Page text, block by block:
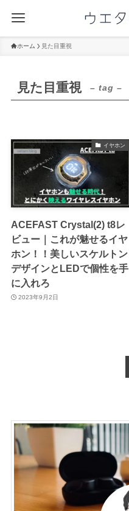
ホーム 見た目重視
見た目重視 – tag –
イヤホン
ACEFAST Crystal(2) t8レ
ビュー｜これが魅せるイヤ
ホン！！美しいスケルトン
デザインとLEDで個性を手
に入れろ
2023年9月2日